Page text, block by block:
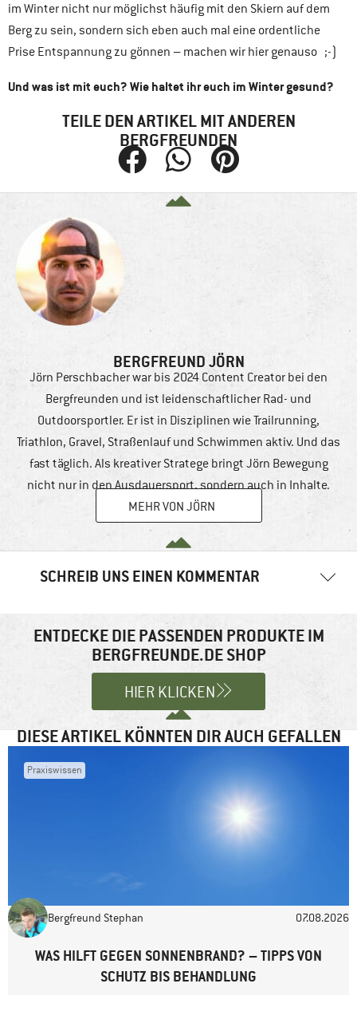
im Winter nicht nur möglichst häufig mit den Skiern auf dem
Berg zu sein, sondern sich eben auch mal eine ordentliche
Prise Entspannung zu gönnen – machen wir hier genauso ;-)
Und was ist mit euch? Wie haltet ihr euch im Winter gesund?
TEILE DEN ARTIKEL MIT ANDEREN
BERGFREUNDEN
BERGFREUND JÖRN
Jörn Perschbacher war bis 2024 Content Creator bei den
Bergfreunden und ist leidenschaftlicher Rad- und
Outdoorsportler. Er ist in Disziplinen wie Trailrunning,
Triathlon, Gravel, Straßenlauf und Schwimmen aktiv. Und das
fast täglich. Als kreativer Stratege bringt Jörn Bewegung
nicht nur in den Ausdauersport, sondern auch in Inhalte.
MEHR VON JÖRN
SCHREIB UNS EINEN KOMMENTAR
Felder sind mit*markiert
Website
ENTDECKE DIE PASSENDEN PRODUKTE IM
BERGFREUNDE.DE SHOP
HIER KLICKEN
DIESE ARTIKEL KÖNNTEN DIR AUCH GEFALLEN
Praxiswissen
Bergfreund Stephan 07.08.2026
WAS HILFT GEGEN SONNENBRAND? – TIPPS VON
SCHUTZ BIS BEHANDLUNG